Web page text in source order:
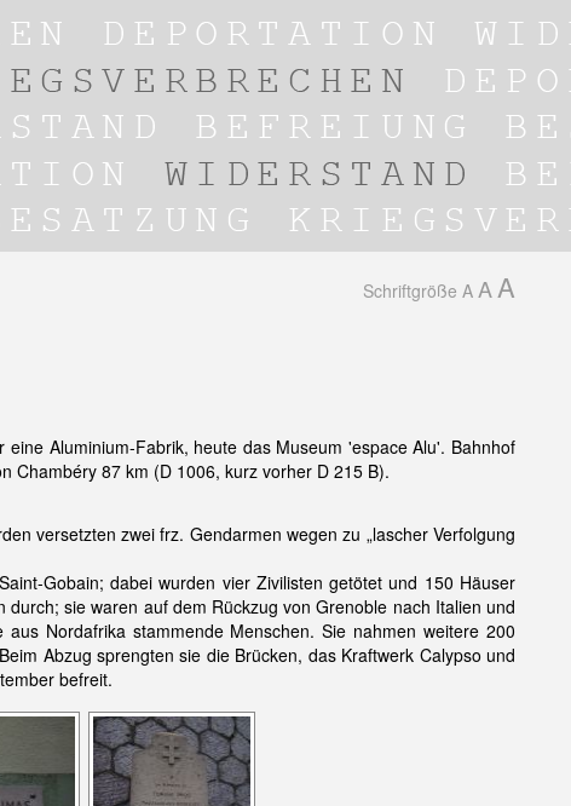
Schriftgröße A A A
Aluminium-Fabrik, heute das Museum 'espace Alu'. Bahnhof
Chambéry 87 km (D 1006, kurz vorher D 215 B).
versetzten zwei frz. Gendarmen wegen zu „lascher Verfolgung
Gobain; dabei wurden vier Zivilisten getötet und 150 Häuser
sie waren auf dem Rückzug von Grenoble nach Italien und
Nordafrika stammende Menschen. Sie nahmen weitere 200
Abzug sprengten sie die Brücken, das Kraftwerk Calypso und
befreit.